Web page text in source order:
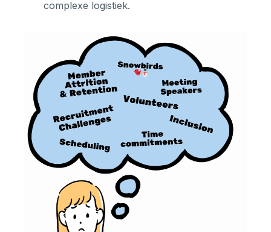
complexe logistiek.